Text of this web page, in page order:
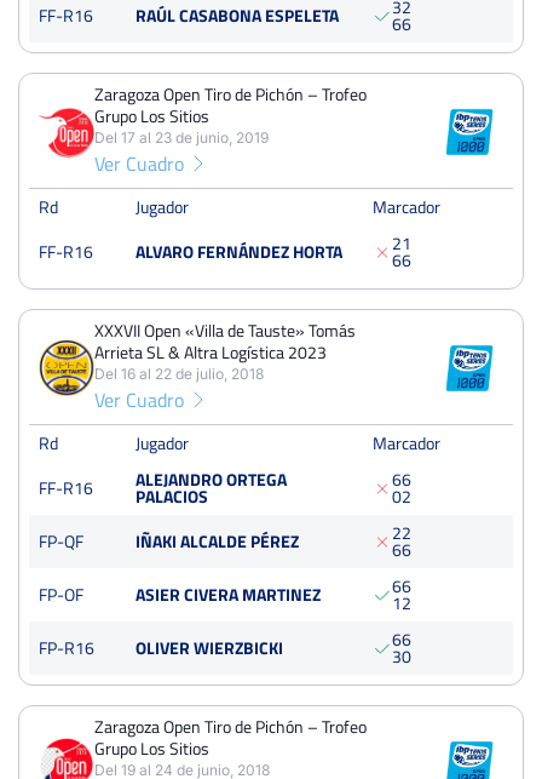
XXXVII Open «Villa de Tauste» Tomás Arrieta SL & Altra
Logística 2023
Del 15 al 21 de julio, 2019
Octavos
Zaragoza Open Tiro de Pichón – Trofeo Grupo Los Sitios
Dieciseisavos
Tierra
batida
XXXVII Open «Villa de Tauste» Tomás Arrieta SL & Altra
Logística 2023
Del 16 al 22 de julio, 2018
Dura
Zaragoza Open Tiro de Pichón – Trofeo Grupo Los Sitios
Dieciseisavos
FF-R16
RAÚL CASABONA ESPELETA 3
6
2
6
Zaragoza Open Tiro de Pichón – Trofeo
Grupo Los Sitios
Del 17 al 23 de junio, 2019
Ver Cuadro
Rd Jugador
Marcador
FF-R16
ALVARO FERNÁNDEZ HORTA 2
6
1
6
XXXVII Open «Villa de Tauste» Tomás
Arrieta SL & Altra Logística 2023
Del 16 al 22 de julio, 2018
Ver Cuadro
Rd Jugador
Marcador
FF-R16
ALEJANDRO ORTEGA
PALACIOS
6
0
6
2
FP-QF
IÑAKI ALCALDE PÉREZ 2
6
2
6
FP-OF
ASIER CIVERA MARTINEZ 6
1
6
2
FP-R16
OLIVER WIERZBICKI 6
3
6
0
Zaragoza Open Tiro de Pichón – Trofeo
Grupo Los Sitios
Del 19 al 24 de junio, 2018